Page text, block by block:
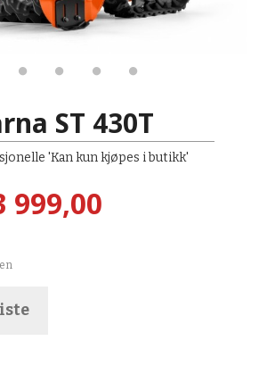
ST 430T
'Kan kun kjøpes i butikk'
999,00